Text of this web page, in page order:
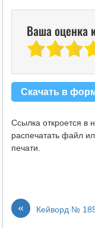
Ваша оценка
Скачать в
Ссылка откроется в
распечатать файл
печати.
« Кейворд №